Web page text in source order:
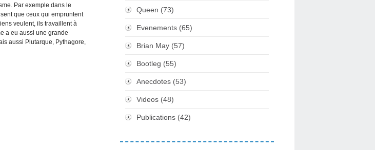
Par exemple dans le
que ceux qui empruntent
veulent, ils travaillent à
a eu aussi une grande
aussi Plutarque, Pythagore,
Queen (73)
Evenements (65)
Brian May (57)
Bootleg (55)
Anecdotes (53)
Videos (48)
Publications (42)